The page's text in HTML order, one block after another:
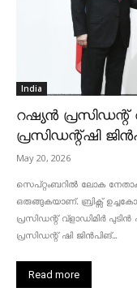
India
റഷ്യൻ പ്രസിഡന്റ്
പ്രസിഡന്റ്ഷി
May 20, 2026
സെപ്റ്റംബറിൽ ലോക
ഒരുങ്ങുകയാണ്. ബ്രിക്സ്
പ്രസിഡന്റ് വ്‌ളാഡിമിർ
പ്രസിഡന്റ് ഷി ജിൻപിങ്...
Read more